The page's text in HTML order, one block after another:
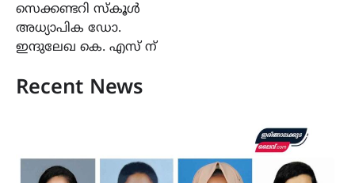
സെക്കണ്ടറി സ്കൂൾ
അധ്യാപിക ഡോ.
ഇന്ദുലേഖ കെ. എസ് ന്
Recent News